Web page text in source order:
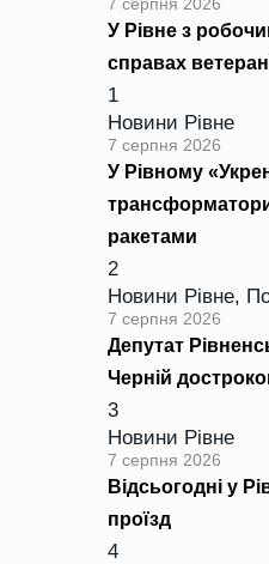
У Рівне з
справах
1
Новини Рівне
7 серпня 2026
У Рівному
ракетами
2
Новини Рівне,
7 серпня 2026
Депутат
Черній
3
Новини Рівне
7 серпня 2026
Відсьогодні у
проїзд
4